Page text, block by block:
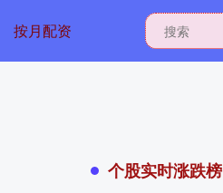
按月配资
个股实时涨跌榜